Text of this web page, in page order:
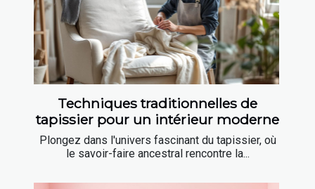
Techniques traditionnelles de
tapissier pour un intérieur moderne
Plongez dans l'univers fascinant du tapissier, où
le savoir-faire ancestral rencontre la...